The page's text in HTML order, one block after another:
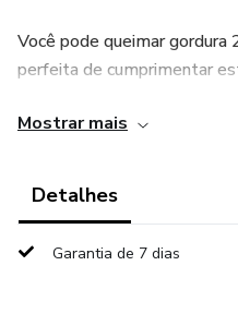
Você pode queimar gordura
perfeita de cumprimentar
disponível. E os segredos
Mostrar mais
Detalhes
Garantia de 7 dias